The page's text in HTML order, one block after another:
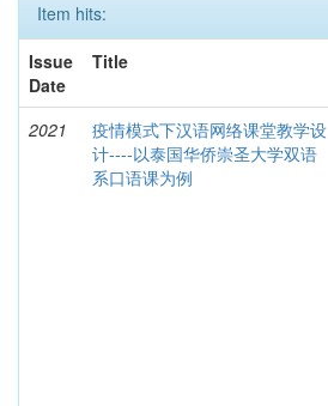
Item hits:
Issue
Date
Title
2021
疫情模式下汉语网络课堂教学设
计----以泰国华侨崇圣大学双语
系口语课为例